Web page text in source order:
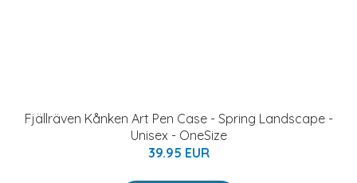
Fjällräven Kånken Art Pen Case - Spring Landscape -
Unisex - OneSize
39.95 EUR